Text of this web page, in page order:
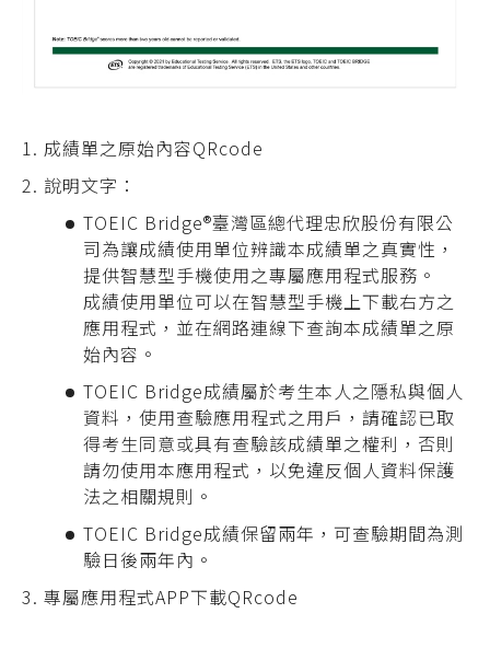
成績單之原始內容QRcode
說明文字：
TOEIC Bridge®臺灣區總代理忠欣股份有限公
司為讓成績使用單位辨識本成績單之真實性，
提供智慧型手機使用之專屬應用程式服務。
成績使用單位可以在智慧型手機上下載右方之
應用程式，並在網路連線下查詢本成績單之原
始內容。
TOEIC Bridge成績屬於考生本人之隱私與個人
資料，使用查驗應用程式之用戶，請確認已取
得考生同意或具有查驗該成績單之權利，否則
請勿使用本應用程式，以免違反個人資料保護
法之相關規則。
TOEIC Bridge成績保留兩年，可查驗期間為測
驗日後兩年內。
專屬應用程式APP下載QRcode